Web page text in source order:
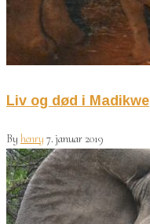
Liv og død i Madikwe
By henry 7. januar 2019